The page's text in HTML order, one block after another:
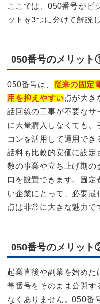
ここでは、050番号がビ
ットを3つに分けて解説し
050番号のメリッ
050番号は、 従来の固定
用を抑えやすい点が大き
話回線の工事が不要なサ
に大量購入しなくても、
コンを活用して運用でき
話料も比較的安価に設定
数の事業や立ち上げ期の
口を設置できます。固定
い企業にとって、必要最
点は非常に大きな魅力で
050番号のメリッ
起業直後や副業を始めた
帯番号をそのまま公開す
なくありません。050番